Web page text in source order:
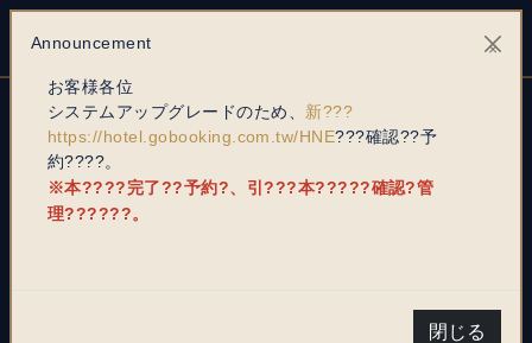
Announcement ×
お客様各位
システムアップグレードのため、 新???
https://hotel.gobooking.com.tw/HNE???確認??予
約????。
※本????完了??予約?、引???本?????確認?管
理??????。
閉じる